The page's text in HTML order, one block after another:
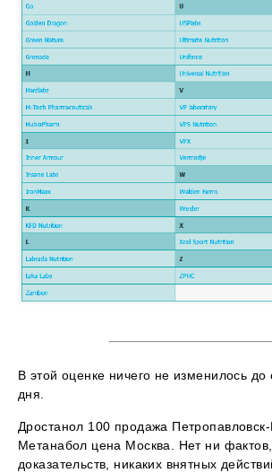
В этой оценке ничего не изменилось до
дня.
Дростанол 100 продажа
Метанабол цена Москва. Нет ни
доказательств, никаких внятных